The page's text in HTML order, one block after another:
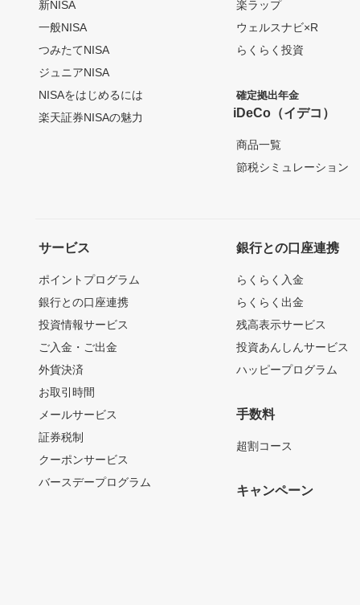
新NISA
一般NISA
つみたてNISA
ジュニアNISA
NISAをはじめるには
楽天証券NISAの魅力
楽ラップ
ウェルスナビ×R
らくらく投資
確定拠出年金
iDeCo（イデコ）
商品一覧
節税シミュレーション
サービス
ポイントプログラム
銀行との口座連携
投資情報サービス
ご入金・ご出金
外貨決済
お取引時間
メールサービス
証券税制
クーポンサービス
バースデープログラム
銀行との口座連携
らくらく入金
らくらく出金
残高表示サービス
投資あんしんサービス
ハッピープログラム
手数料
超割コース
キャンペーン